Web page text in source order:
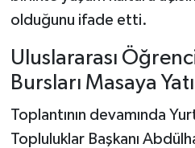
olduğunu ifade etti.
Uluslararası
Bursları Masaya
Toplantının devamında
Topluluklar Başkanı